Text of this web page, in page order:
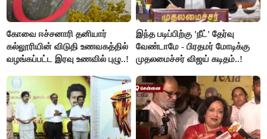
கோவை ஈச்சனாரி தனியார்
கல்லூரியின் விடுதி உணவகத்தில்
வழங்கப்பட்ட இரவு உணவில் புழு..!
இந்த படிப்பிற்கு 'நீட்' தேர்வு
வேண்டாமே - பிரதமர் மோடிக்கு
முதலமைச்சர் விஜய் கடிதம்..!